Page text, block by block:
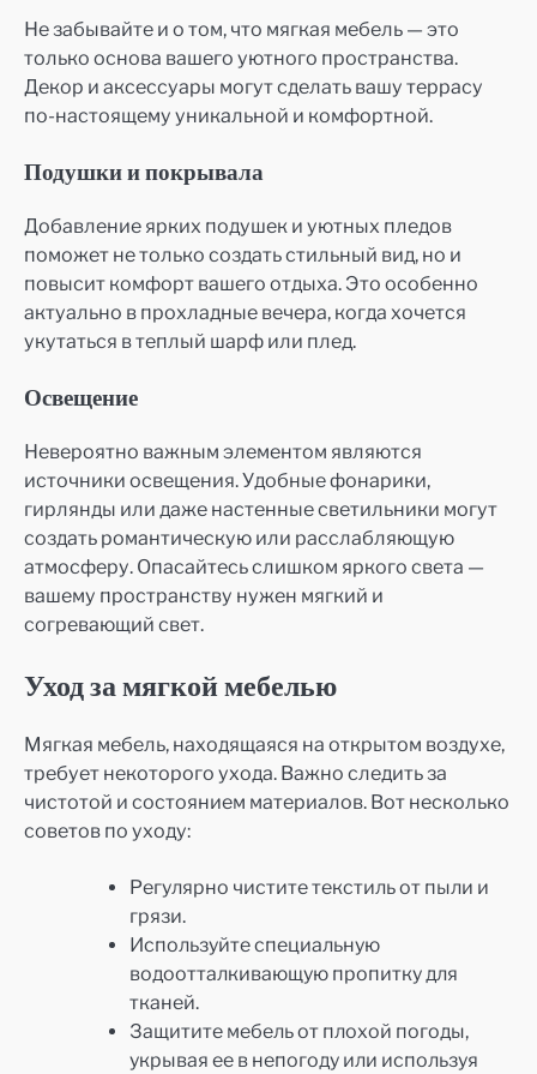
Не забывайте и о том, что мягкая мебель — это
только основа вашего уютного пространства.
Декор и аксессуары могут сделать вашу террасу
по-настоящему уникальной и комфортной.
Подушки и покрывала
Добавление ярких подушек и уютных пледов
поможет не только создать стильный вид, но и
повысит комфорт вашего отдыха. Это особенно
актуально в прохладные вечера, когда хочется
укутаться в теплый шарф или плед.
Освещение
Невероятно важным элементом являются
источники освещения. Удобные фонарики,
гирлянды или даже настенные светильники могут
создать романтическую или расслабляющую
атмосферу. Опасайтесь слишком яркого света —
вашему пространству нужен мягкий и
согревающий свет.
Уход за мягкой мебелью
Мягкая мебель, находящаяся на открытом воздухе,
требует некоторого ухода. Важно следить за
чистотой и состоянием материалов. Вот несколько
советов по уходу:
Регулярно чистите текстиль от пыли и
грязи.
Используйте специальную
водоотталкивающую пропитку для
тканей.
Защитите мебель от плохой погоды,
укрывая ее в непогоду или используя